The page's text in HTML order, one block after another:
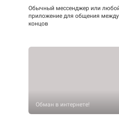
Обычный мессенджер или любой
приложение для общения
концов
Обман в интернете!